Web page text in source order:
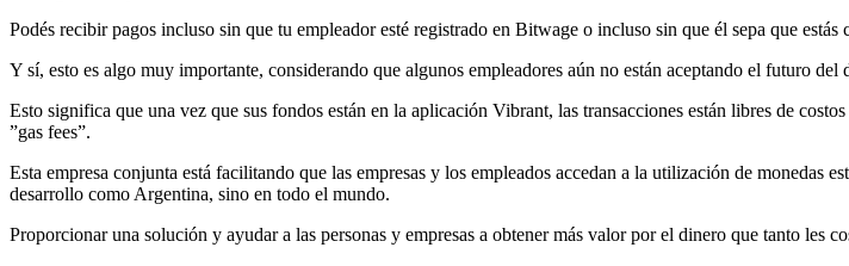
Podés recibir pagos incluso sin que tu empleador esté registrado en Bitwage o incluso sin que él sepa que estás
Y sí, esto es algo muy importante, considerando que algunos empleadores aún no están aceptando el futuro
Esto significa que una vez que sus fondos están en la aplicación Vibrant, las transacciones están libres de
”gas fees”.
Esta empresa conjunta está facilitando que las empresas y los empleados accedan a la utilización de monedas
desarrollo como Argentina, sino en todo el mundo.
Proporcionar una solución y ayudar a las personas y empresas a obtener más valor por el dinero que tanto les